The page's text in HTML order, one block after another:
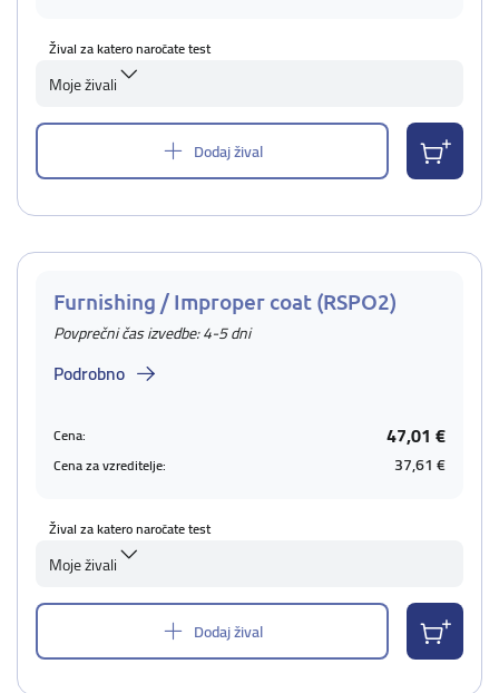
Žival za katero naročate test
Moje živali
Dodaj žival
Furnishing / Improper coat (RSPO2)
Povprečni čas izvedbe: 4-5 dni
Podrobno
Cena: 47,01 €
Cena za vzreditelje: 37,61 €
Žival za katero naročate test
Moje živali
Dodaj žival